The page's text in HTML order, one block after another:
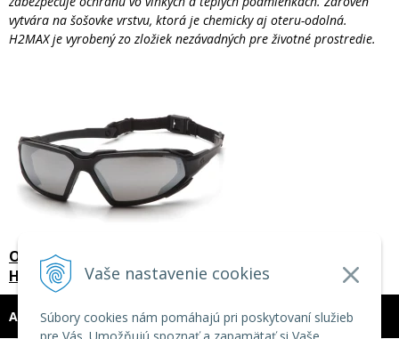
Vaše nastavenie cookies
Súbory cookies nám pomáhajú pri poskytovaní služieb
vytvára na šošovke vrstvu, ktorá je chemicky aj oteru-odolná.
H2MAX je vyrobený zo zložiek nezávadných pre životné prostredie.
Ochranné pracovné okuliare PYRAMEX - rada
HIGHLANDER
ADRESA